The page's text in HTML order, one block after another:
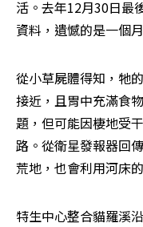
活。去年12月30日最
資料，遺憾的是一個
從小草屍體得知，牠
接近，且胃中充滿食
題，但可能因棲地受
路。從衛星發報器回
荒地，也會利用河床
特生中心整合貓羅溪